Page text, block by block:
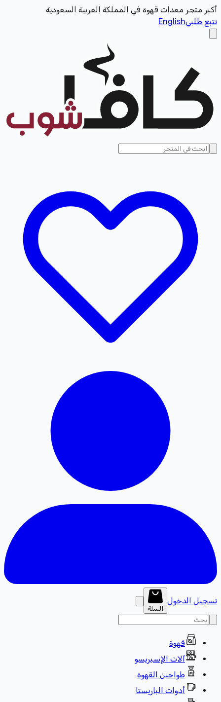
أكبر متجر معدات قهوة في المملكة العربية السعودية
تتبع طلبيEnglish
تسجيل الدخول
السلة
قهوة
آلات الإسبريسو
طواحين القهوة
أدوات الباريستا